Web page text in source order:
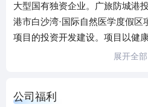
大型国有独资企业。广旅防城港
港市白沙湾·国际自然医学度假区
项目的投资开发建设。项目以健
照国家级旅游度假区，打造集滨
展开全部
公司福利